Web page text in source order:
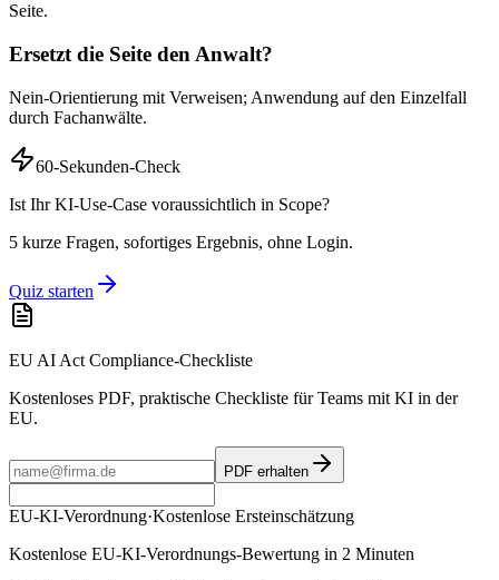
Seite.
Ersetzt die Seite den Anwalt?
Nein-Orientierung mit Verweisen; Anwendung auf den Einzelfall
durch Fachanwälte.
60-Sekunden-Check
Ist Ihr KI-Use-Case voraussichtlich in Scope?
5 kurze Fragen, sofortiges Ergebnis, ohne Login.
Quiz starten
EU AI Act Compliance-Checkliste
Kostenloses PDF, praktische Checkliste für Teams mit KI in der
EU.
PDF erhalten
EU-KI-Verordnung·Kostenlose Ersteinschätzung
Kostenlose EU-KI-Verordnungs-Bewertung in 2 Minuten